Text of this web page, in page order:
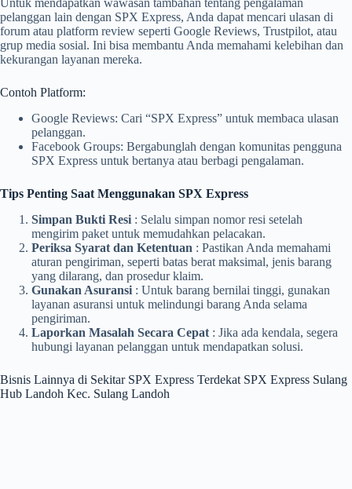
Untuk mendapatkan wawasan tambahan tentang pengalaman
pelanggan lain dengan SPX Express, Anda dapat mencari ulasan di
forum atau platform review seperti Google Reviews, Trustpilot, atau
grup media sosial. Ini bisa membantu Anda memahami kelebihan dan
kekurangan layanan mereka.
Contoh Platform:
Google Reviews: Cari “SPX Express” untuk membaca ulasan
pelanggan.
Facebook Groups: Bergabunglah dengan komunitas pengguna
SPX Express untuk bertanya atau berbagi pengalaman.
Tips Penting Saat Menggunakan SPX Express
Simpan Bukti Resi : Selalu simpan nomor resi setelah
mengirim paket untuk memudahkan pelacakan.
Periksa Syarat dan Ketentuan : Pastikan Anda memahami
aturan pengiriman, seperti batas berat maksimal, jenis barang
yang dilarang, dan prosedur klaim.
Gunakan Asuransi : Untuk barang bernilai tinggi, gunakan
layanan asuransi untuk melindungi barang Anda selama
pengiriman.
Laporkan Masalah Secara Cepat : Jika ada kendala, segera
hubungi layanan pelanggan untuk mendapatkan solusi.
Bisnis Lainnya di Sekitar SPX Express Terdekat SPX Express Sulang
Hub Landoh Kec. Sulang Landoh